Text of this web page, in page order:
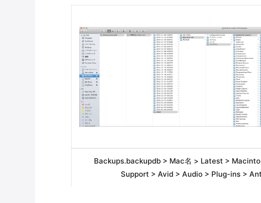
Backups.backupdb > Mac名 > Latest >
Support > Avid > Audio > Plug-ins >